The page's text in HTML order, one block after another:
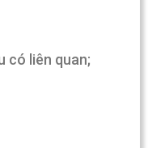
có liên quan;